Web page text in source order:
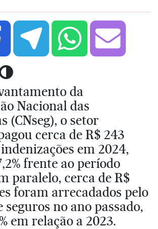
da
Nacional das
(CNseg), o setor
cerca de R$ 243
em 2024,
frente ao período
paralelo, cerca de R$
foram arrecadados pelo
seguros no ano passado,
em relação a 2023.